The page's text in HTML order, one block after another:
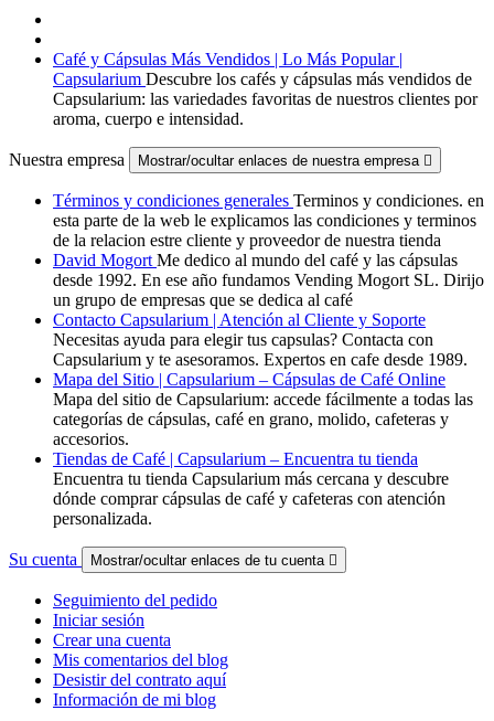
Café y Cápsulas Más Vendidos | Lo Más Popular |
Capsularium Descubre los cafés y cápsulas más vendidos de
Capsularium: las variedades favoritas de nuestros clientes por
aroma, cuerpo e intensidad.
Nuestra empresa Mostrar/ocultar enlaces de nuestra empresa 
Términos y condiciones generales Terminos y condiciones. en
esta parte de la web le explicamos las condiciones y terminos
de la relacion estre cliente y proveedor de nuestra tienda
David Mogort Me dedico al mundo del café y las cápsulas
desde 1992. En ese año fundamos Vending Mogort SL. Dirijo
un grupo de empresas que se dedica al café
Contacto Capsularium | Atención al Cliente y Soporte
Necesitas ayuda para elegir tus capsulas? Contacta con
Capsularium y te asesoramos. Expertos en cafe desde 1989.
Mapa del Sitio | Capsularium – Cápsulas de Café Online
Mapa del sitio de Capsularium: accede fácilmente a todas las
categorías de cápsulas, café en grano, molido, cafeteras y
accesorios.
Tiendas de Café | Capsularium – Encuentra tu tienda
Encuentra tu tienda Capsularium más cercana y descubre
dónde comprar cápsulas de café y cafeteras con atención
personalizada.
Su cuenta Mostrar/ocultar enlaces de tu cuenta 
Seguimiento del pedido
Iniciar sesión
Crear una cuenta
Mis comentarios del blog
Desistir del contrato aquí
Información de mi blog